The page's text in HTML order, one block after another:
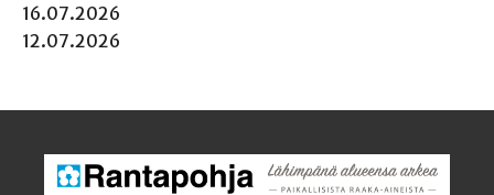
16.07.2026
12.07.2026